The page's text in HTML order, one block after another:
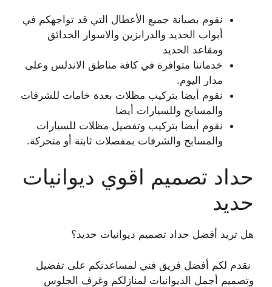
نقوم بصيانة جميع الأعطال التي قد تواجهكم في
أبواب الحديد والدرابزين والاسوار الحدائق
ومقاعد الحديد
خدماتنا متوافرة في كافة مناطق الاندلس وعلى
مدار اليوم.
نقوم أيضا بتركيب مظلات بعدة خامات للشرفات
والمسابح وللسيارات أيضا
نقوم أيضا بتركيب وتفصيل مظلات للسيارات
والمسابح والشرفات بمفصلات ثابتة أو متحركة.
حداد تصميم اقوي ديوانيات
حديد
هل تريد أفضل حداد تصميم ديوانيات حديد؟
نقدم لكم أفضل فريق فني لمساعدتكم على تفضيل
وتصميم أجمل الديوانيات لمنازلكم وغرف الجلوس